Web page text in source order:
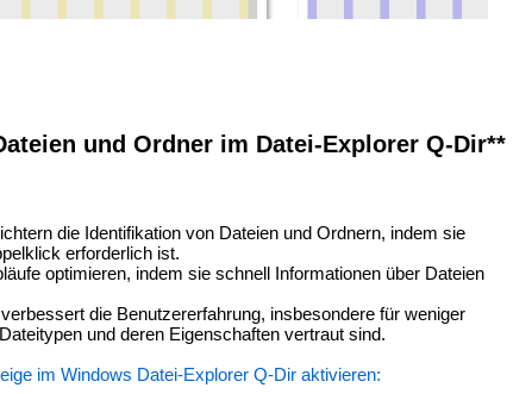
und Ordner im Datei-Explorer Q-Dir**
die Identifikation von Dateien und Ordnern, indem sie
erforderlich ist.
optimieren, indem sie schnell Informationen über Dateien
die Benutzererfahrung, insbesondere für weniger
und deren Eigenschaften vertraut sind.
im Windows Datei-Explorer Q-Dir aktivieren: